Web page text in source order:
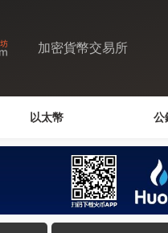
加密貨幣交易所
以太幣 公